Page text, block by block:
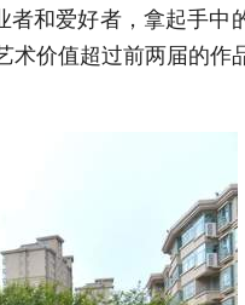
者和爱好者，拿起手中
术价值超过前两届的作